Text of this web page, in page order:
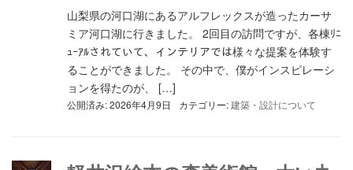
山梨県の河口湖にあるアルフレックスが造ったカーサ
ミア河口湖に行きました。 2回目の訪問ですが、各棟ﾘﾆ
ｭｰｱﾙされていて、インテリアでは様々な提案を体験す
ることができました。 その中で、僕がインスピレーシ
ョンを得たのが、 […]
公開済み: 2026年4月9日 カテゴリー:建築・設計について